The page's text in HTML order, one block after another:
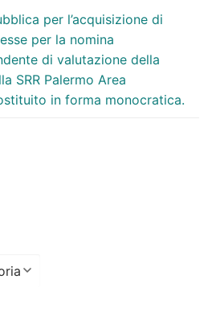
per l’acquisizione di
per la nomina
di valutazione della
SRR Palermo Area
in forma monocratica.